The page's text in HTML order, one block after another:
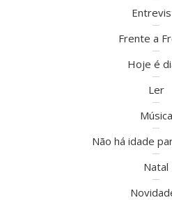
Frente a
Hoje é
Ler
Música
Não há idade
Natal